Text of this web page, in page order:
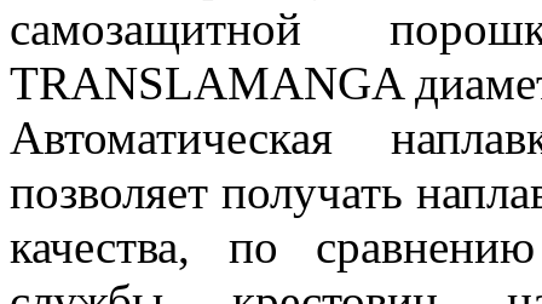
самозащитной
TRANSLAMANGA
Автоматическая
позволяет получать
качества, по